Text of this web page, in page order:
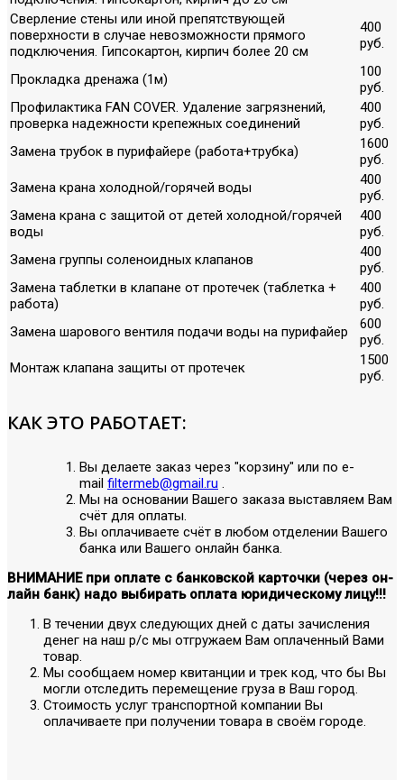
Сверление стены или иной препятствующей
поверхности в случае невозможности прямого
подключения. Гипсокартон, кирпич более 20 см
400
руб.
Прокладка дренажа (1м)
100
руб.
Профилактика FAN COVER. Удаление загрязнений,
проверка надежности крепежных соединений
400
руб.
Замена трубок в пурифайере (работа+трубка)
1600
руб.
Замена крана холодной/горячей воды
400
руб.
Замена крана с защитой от детей холодной/горячей
воды
400
руб.
Замена группы соленоидных клапанов
400
руб.
Замена таблетки в клапане от протечек (таблетка +
работа)
400
руб.
Замена шарового вентиля подачи воды на пурифайер
600
руб.
Монтаж клапана защиты от протечек
1500
руб.
КАК ЭТО РАБОТАЕТ:
Вы делаете заказ через "корзину" или по е-
mail filtermeb@gmail.ru .
Мы на основании Вашего заказа выставляем Вам
счёт для оплаты.
Вы оплачиваете счёт в любом отделении Вашего
банка или Вашего онлайн банка.
ВНИМАНИЕ при оплате с банковской карточки (через он-
лайн банк) надо выбирать оплата юридическому лицу!!!
В течении двух следующих дней с даты зачисления
денег на наш р/с мы отгружаем Вам оплаченный Вами
товар.
Мы сообщаем номер квитанции и трек код, что бы Вы
могли отследить перемещение груза в Ваш город.
Стоимость услуг транспортной компании Вы
оплачиваете при получении товара в своём городе.